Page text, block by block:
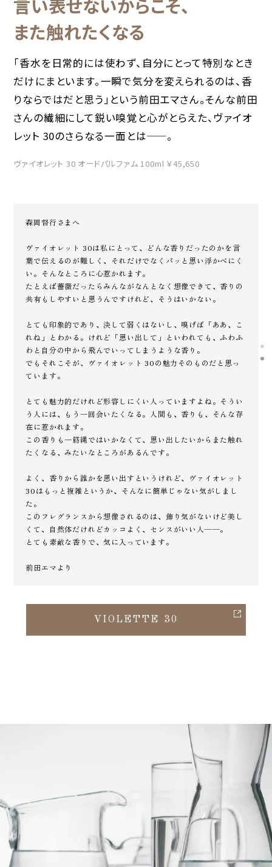
言い表せないからこそ、
また触れたくなる
「香水を日常的には使わず、自分にとって特別なとき
だけにまといます。一瞬で気分を変えられるのは、香
りならではだと思う」という前田エマさん。そんな前田
さんの繊細にして鋭い嗅覚と心がとらえた、ヴァイオ
レット 30のさらなる一面とは——。
ヴァイオレット 30 オードパルファム 100ml ￥45,650
森岡督行さまへ
ヴァイオレット 30は私にとって、どんな香りだったのかを言
葉で伝えるのが難しく、それだけでなくパッと思い浮かべにく
い。そんなところに心惹かれます。
たとえば薔薇だったらみんながなんとなく想像できて、香りの
共有もしやすいと思うんですけれど、そうはいかない。
とても印象的であり、決して弱くはないし、嗅げば「ああ、こ
れね」とわかる。けれど「思い出して」といわれても、ふわふ
わと自分の中から飛んでいってしまうような香り。
でもそれこそが、ヴァイオレット 30の魅力そのものだと思っ
ています。
とても魅力的だけれど形容しにくい人っていますよね。そうい
う人には、もう一回会いたくなる。人間も、香りも、そんな存
在に惹かれます。
この香りも一筋縄ではいかなくて、思い出したいからまた触れ
たくなる、みたいなところがあるんです。
よく、香りから誰かを思い出すというけれど、ヴァイオレット
30はもっと複雑というか、そんなに簡単じゃない気がしまし
た。
このフレグランスから想像されるのは、飾り気がないけど美し
くて、自然体だけれどカッコよく、センスがいい人——。
とても素敵な香りで、気に入っています。
前田エマより
VIOLETTE 30